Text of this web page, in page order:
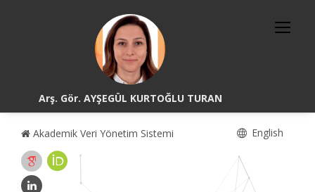
Arş. Gör. AYŞEGÜL KURTOĞLU TURAN
Akademik Veri Yönetim Sistemi English